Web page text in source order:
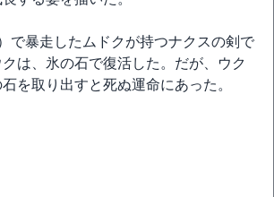
で暴走したムドクが持つナクスの剣で
は、氷の石で復活した。だが、ウク
を取り出すと死ぬ運命にあった。